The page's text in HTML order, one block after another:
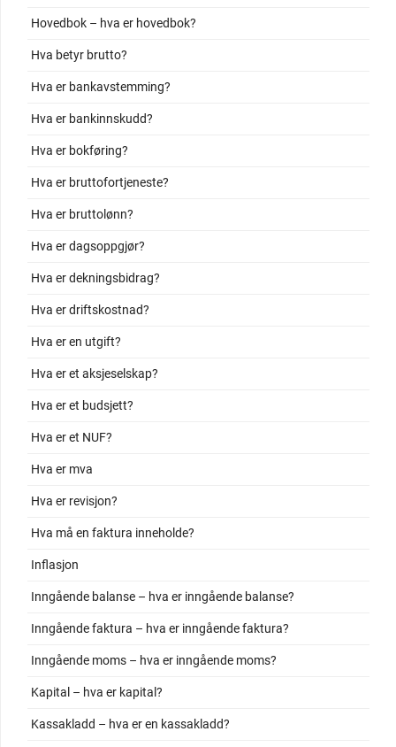
Hovedbok – hva er hovedbok?
Hva betyr brutto?
Hva er bankavstemming?
Hva er bankinnskudd?
Hva er bokføring?
Hva er bruttofortjeneste?
Hva er bruttolønn?
Hva er dagsoppgjør?
Hva er dekningsbidrag?
Hva er driftskostnad?
Hva er en utgift?
Hva er et aksjeselskap?
Hva er et budsjett?
Hva er et NUF?
Hva er mva
Hva er revisjon?
Hva må en faktura inneholde?
Inflasjon
Inngående balanse – hva er inngående balanse?
Inngående faktura – hva er inngående faktura?
Inngående moms – hva er inngående moms?
Kapital – hva er kapital?
Kassakladd – hva er en kassakladd?